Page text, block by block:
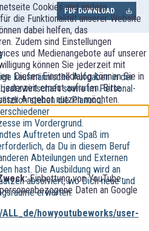
Cookies und andere
die Funktionalität unserer Website
dabei helfen, das
Zudem sind Einstellungen
und Medienangebote auf unserer
können Sie jederzeit mit
Diesen Einstelldialog können Sie in
jederzeit erneut aufrufen. Bitte
Angebot nutzen möchten.
Einbettung von YouTube-
Daten an Google
howyoutubeworks/user-
PDF DOWNLOAD
kaufmännische Aufgaben in der
sowie im Personal-
stehen die Planung,
im Vordergrund.
Auftreten und Spaß im
da Du in diesem Beruf
Abteilungen und Externen
hast. Die Ausbildung wird an
absolviert, wo Dich neue und
erwarten.